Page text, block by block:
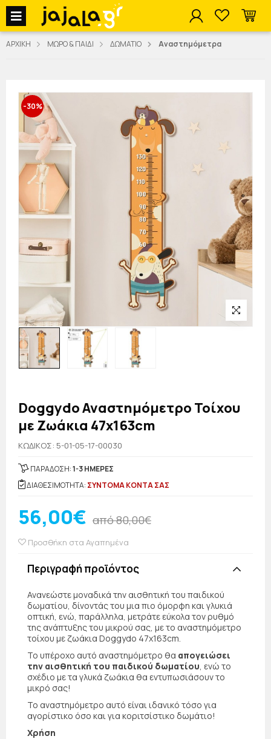
jajala Menu
ΑΡΧΙΚΗ ΜΩΡΟ & ΠΑΙΔΙ ΔΩΜΑΤΙΟ Αναστημόμετρα
-30%
Doggydo Αναστημόμετρο Τοίχου
με Ζωάκια 47x163cm
KΩΔΙΚΟΣ: 5-01-05-17-00030
ΠΑΡΑΔΟΣΗ:1-3 ΗΜΕΡΕΣ
ΔΙΑΘΕΣΙΜΟΤΗΤΑ: ΣΥΝΤΟΜΑ ΚΟΝΤΑ ΣΑΣ
56,00€ από 80,00€
Προσθήκη στα Αγαπημένα
Περιγραφή προϊόντος
Ανανεώστε μοναδικά την αισθητική του παιδικού
δωματίου, δίνοντάς του μια πιο όμορφη και γλυκιά
οπτική, ενώ, παράλληλα, μετράτε εύκολα τον ρυθμό
της ανάπτυξης του μικρού σας, με το αναστημόμετρο
τοίχου με ζωάκια Doggydo 47x163cm.
Το υπέροχο αυτό αναστημόμετρο θα απογειώσει
την αισθητική του παιδικού δωματίου , ενώ το
σχέδιο με τα γλυκά ζωάκια θα εντυπωσιάσουν το
μικρό σας!
Το αναστημόμετρο αυτό είναι ιδανικό τόσο για
αγορίστικο όσο και για κοριτσίστικο δωμάτιο!
Χρήση